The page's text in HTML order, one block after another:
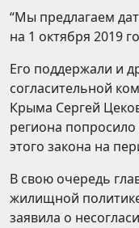
“Мы предлагаем
на 1 октября 2019
Его поддержали и
согласительной
Крыма Сергей
региона
этого закона на
В свою очередь
жилищной
заявила о